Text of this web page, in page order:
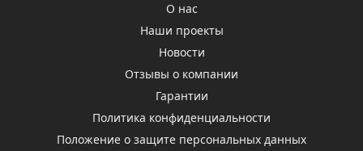
О нас
Наши проекты
Новости
Отзывы о компании
Гарантии
Политика конфиденциальности
Положение о защите персональных данных